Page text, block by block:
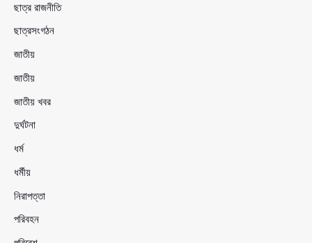
ছাত্র রাজনীতি
ছাত্রসংগঠন
জাতীয়
জাতীয়
জাতীয় খবর
দুর্ঘটনা
ধর্ম
ধর্মীয়
নিরাপত্তা
পরিবহন